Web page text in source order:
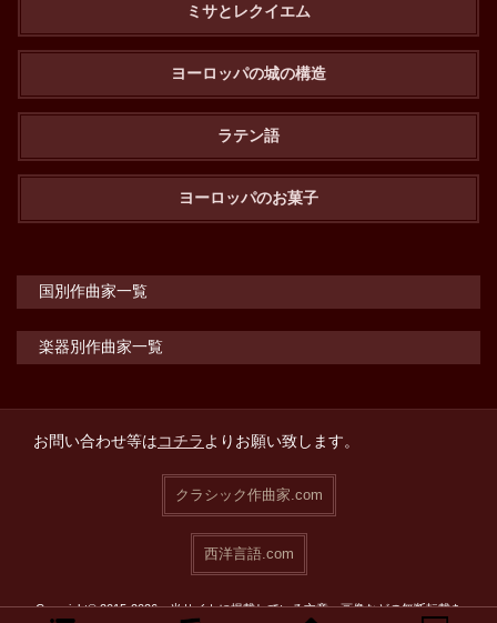
ミサとレクイエム
ヨーロッパの城の構造
ラテン語
ヨーロッパのお菓子
国別作曲家一覧
楽器別作曲家一覧
お問い合わせ等はコチラよりお願い致します。
クラシック作曲家.com
西洋言語.com
Copyright© 2015-2026 当サイトに掲載している文章・画像などの無断転載を